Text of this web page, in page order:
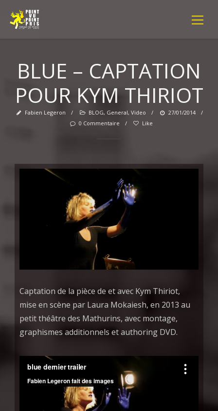
BLUE – CAPTATION
POUR KYM THIRIOT
Fabien Legeron / BLOG, General, Video / 27/01/2014
/
0 Commentaire
/ Like
Captation de la pièce de et avec Kym Thiriot,
mise en scène par Laura Mokaiesh, en 2013 au
petit théâtre des Mathurins, avec montage,
graphismes additionnels et authoring DVD.